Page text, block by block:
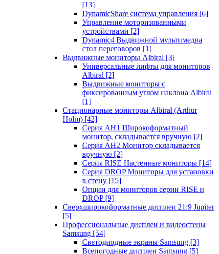
[13]
DynamicShare система управления [6]
Управление моторизованными
устройствами [2]
Dynamic4 Выдвижной мультимедиа
стол переговоров [1]
Выдвижные мониторы Albiral [3]
Универсальные лифты для мониторов
Albiral [2]
Выдвижные мониторы с
фиксированным углом наклона Albiral
[1]
Стационарные мониторы Albiral (Arthur
Holm) [42]
Серия AH1 Широкоформатный
монитор, складывается вручную [2]
Серия AH2 Монитор складывается
вручную [2]
Серия RISE Настенные мониторы [14]
Серия DROP Мониторы для установки
в стену [15]
Опции для мониторов серии RISE и
DROP [9]
Сверхширокоформатные дисплеи 21:9 Jupiter
[5]
Профессиональные дисплеи и видеостены
Samsung [54]
Светодиодные экраны Samsung [3]
Всепогодные дисплеи Samsung [5]